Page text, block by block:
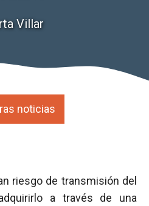
Villar
noticias
riesgo de transmisión del
a través de una